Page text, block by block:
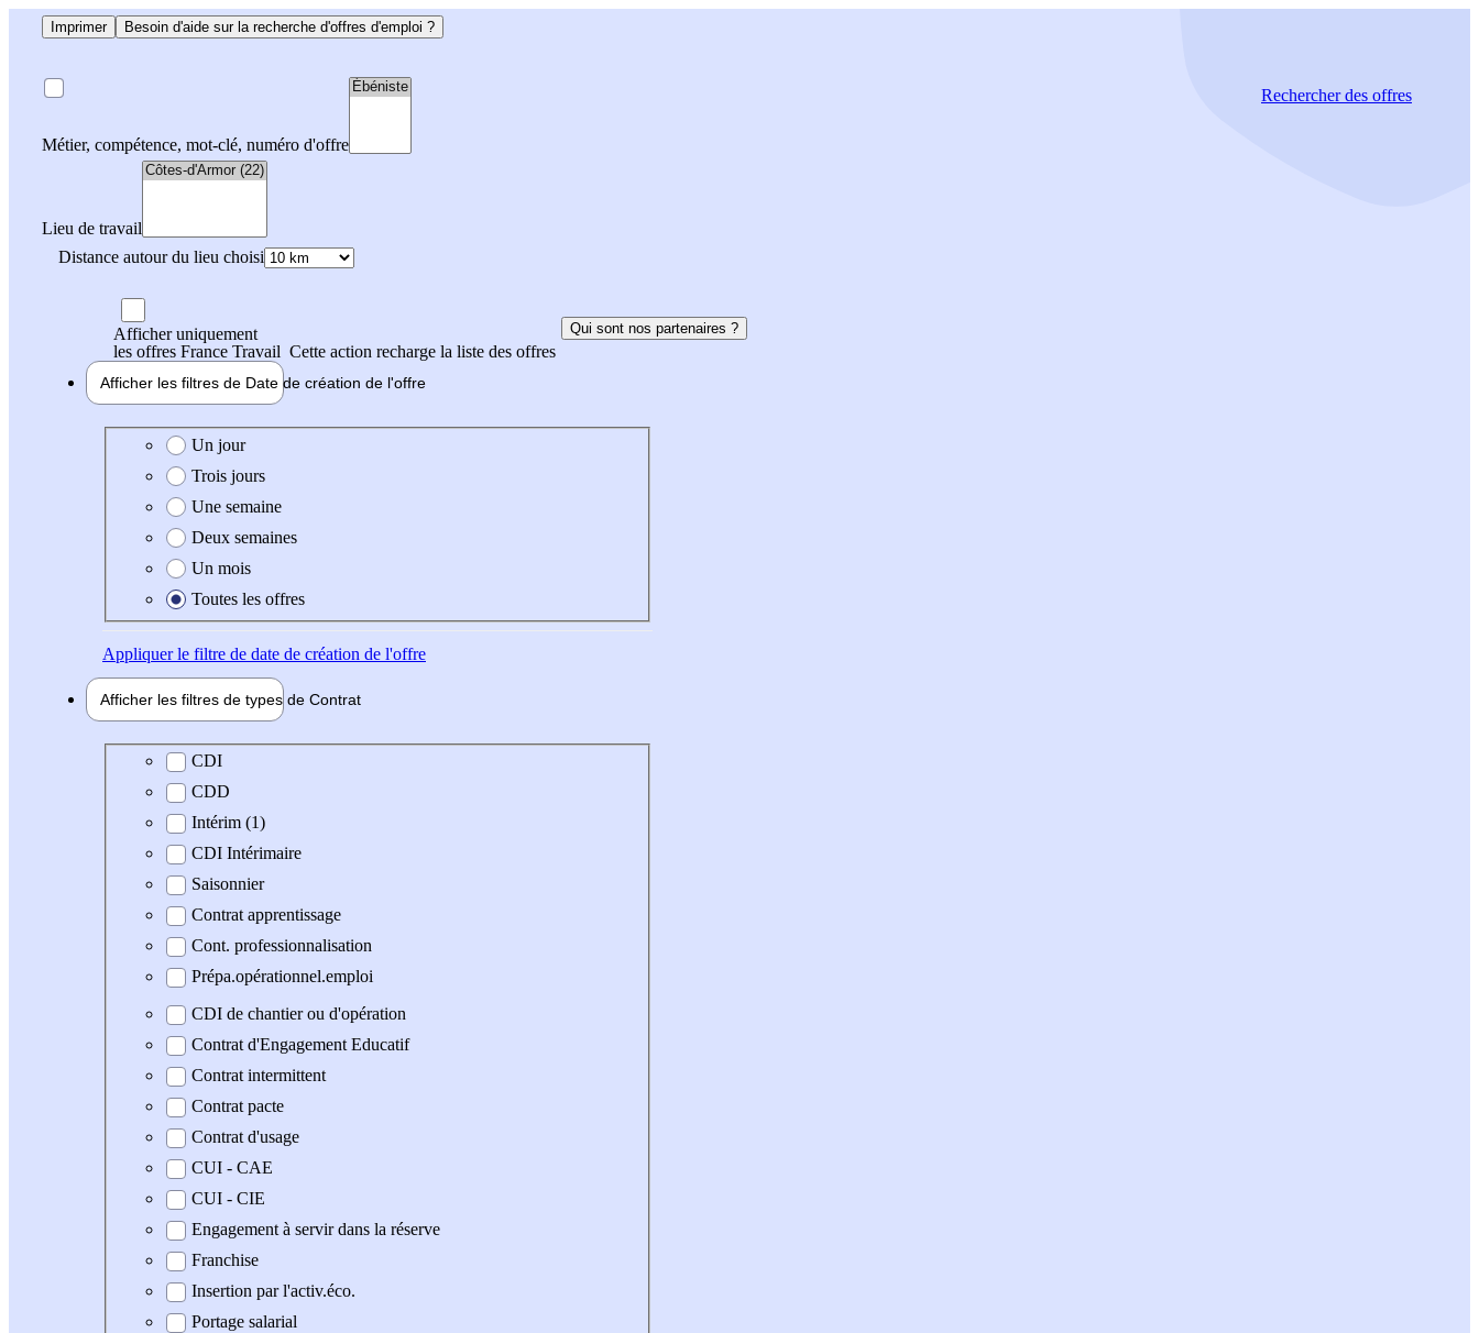
Imprimer Besoin d'aide sur la recherche d'offres d'emploi ?
Métier, compétence, mot-clé, numéro d'offre
Lieu de travail
Distance autour du lieu choisi
Rechercherdes offres
Afficher uniquement
les offres France Travail Cette action recharge la liste des offres
Qui sont nos partenaires ?
Afficher les filtres de Date de création de l'offre
Date de création de l'offre
Un jour
Trois jours
Une semaine
Deux semaines
Un mois
Toutes les offres
Appliquerle filtre de date de création de l'offre
Afficher les filtres de types de Contrat
Type de contrat
CDI
CDD
Intérim (1)
CDI Intérimaire
Saisonnier
Contrat apprentissage
Cont. professionnalisation
Prépa.opérationnel.emploi
CDI de chantier ou d'opération
Contrat d'Engagement Educatif
Contrat intermittent
Contrat pacte
Contrat d'usage
CUI - CAE
CUI - CIE
Engagement à servir dans la réserve
Franchise
Insertion par l'activ.éco.
Portage salarial